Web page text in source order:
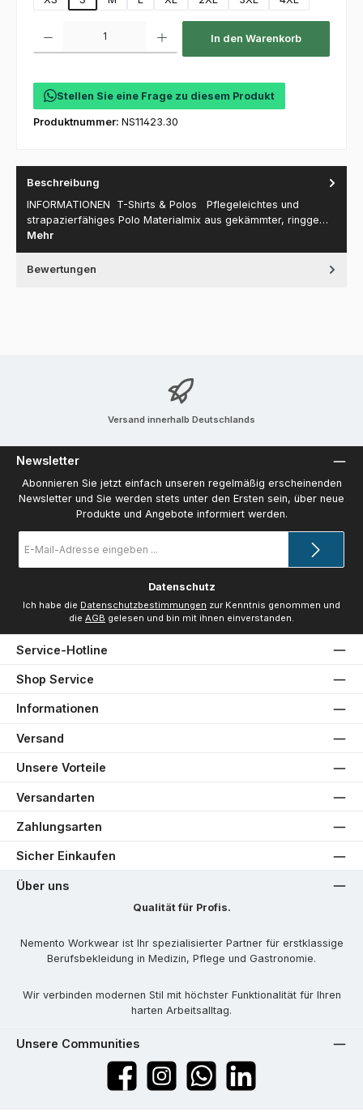
In den Warenkorb
Stellen Sie eine Frage zu diesem Produkt
Produktnummer: NS11423.30
Beschreibung
INFORMATIONEN T-Shirts & Polos Pflegeleichtes und
strapazierfähiges Polo Materialmix aus gekämmter, ringge…
Mehr
Bewertungen
Versand innerhalb Deutschlands
Newsletter
Abonnieren Sie jetzt einfach unseren regelmäßig erscheinenden
Newsletter und Sie werden stets unter den Ersten sein, über neue
Produkte und Angebote informiert werden.
Mail-
Adresse
Datenschutz
Ich habe die Datenschutzbestimmungen zur Kenntnis genommen und
die AGB gelesen und bin mit ihnen einverstanden.
Service-Hotline
Shop Service
Informationen
Versand
Unsere Vorteile
Versandarten
Zahlungsarten
Sicher Einkaufen
Über uns
Qualität für Profis.
Nemento Workwear ist Ihr spezialisierter Partner für erstklassige
Berufsbekleidung in Medizin, Pflege und Gastronomie.
Wir verbinden modernen Stil mit höchster Funktionalität für Ihren
harten Arbeitsalltag.
Unsere Communities
FacebookInstagramWhatsApp